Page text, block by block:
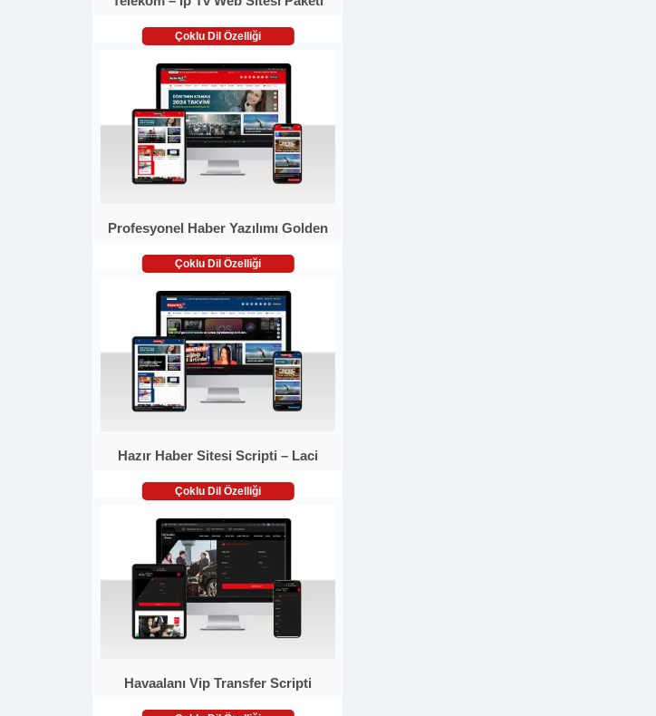
Çoklu Dil Özelliği
Profesyonel Haber Yazılımı Golden
Çoklu Dil Özelliği
Hazır Haber Sitesi Scripti – Laci
Çoklu Dil Özelliği
Havaalanı Vip Transfer Scripti